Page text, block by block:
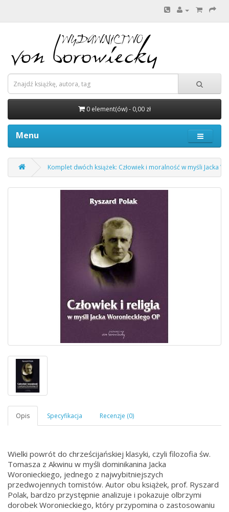
0 element(ów) - 0,00 zł
Menu
Komplet dwóch książek: Człowiek i moralność w myśli Jacka
Wielki powrót do chrześcijańskiej klasyki, czyli filozofia św.
Tomasza z Akwinu w myśli dominikanina Jacka
Woronieckiego, jednego z najwybitniejszych
przedwojennych tomistów. Autor obu książek, prof. Ryszard
Polak, bardzo przystępnie analizuje i pokazuje olbrzymi
dorobek Woronieckiego, który przypomina o zastosowaniu